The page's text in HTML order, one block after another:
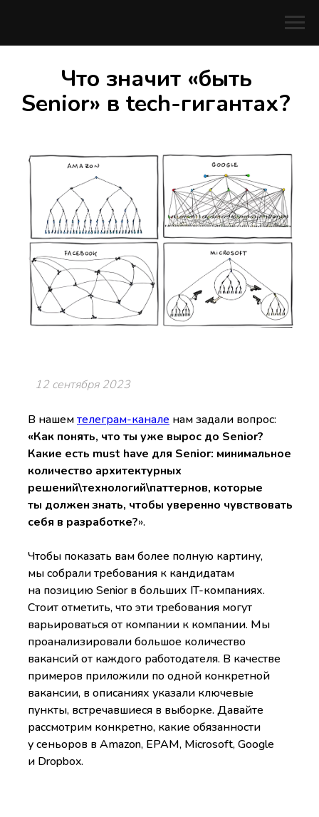
Что значит «быть
Senior» в tech-гигантах?
12 сентября 2023
В нашемтелеграм-канале нам задали вопрос:
«Как понять, что ты уже вырос до Senior?
Какие есть must have для Senior: минимальное
количество архитектурных
решений\технологий\паттернов, которые
ты должен знать, чтобы уверенно чувствовать
себя в разработке?».
Чтобы показать вам более полную картину,
мы собрали требования к кандидатам
на позицию Senior в больших IT-компаниях.
Стоит отметить, что эти требования могут
варьироваться от компании к компании. Мы
проанализировали большое количество
вакансий от каждого работодателя. В качестве
примеров приложили по одной конкретной
вакансии, в описаниях указали ключевые
пункты, встречавшиеся в выборке. Давайте
рассмотрим конкретно, какие обязанности
у сеньоров вAmazon, EPAM, Microsoft, Google
и Dropbox.